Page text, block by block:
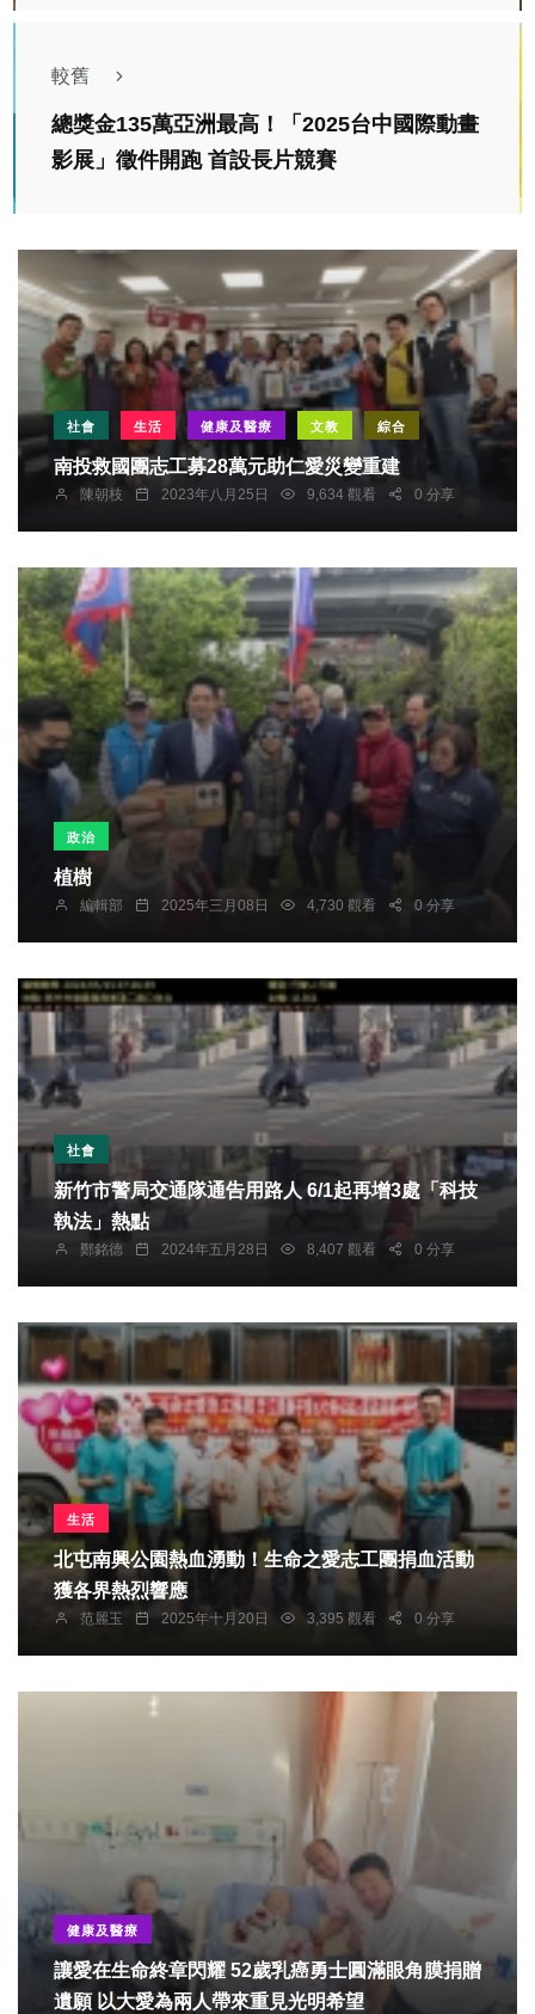
較舊
總獎金135萬亞洲最高！「2025台中國際動畫
影展」徵件開跑 首設長片競賽
社會 生活 健康及醫療 文教 綜合
南投救國團志工募28萬元助仁愛災變重建
陳朝枝 2023年八月25日 9,634 觀看 0 分享
政治
植樹
編輯部 2025年三月08日 4,730 觀看 0 分享
社會
新竹市警局交通隊通告用路人 6/1起再增3處「科技
執法」熱點
鄭銘德 2024年五月28日 8,407 觀看 0 分享
生活
北屯南興公園熱血湧動！生命之愛志工團捐血活動
獲各界熱烈響應
范麗玉 2025年十月20日 3,395 觀看 0 分享
健康及醫療
讓愛在生命終章閃耀 52歲乳癌勇士圓滿眼角膜捐贈
遺願 以大愛為兩人帶來重見光明希望